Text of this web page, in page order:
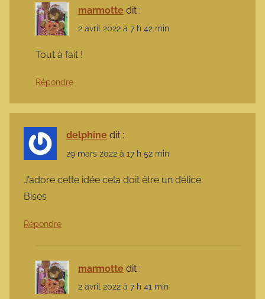
marmotte dit :
2 avril 2022 à 7 h 42 min
Tout à fait !
Répondre
delphine dit :
29 mars 2022 à 17 h 52 min
J’adore cette idée cela doit être un délice
Bises
Répondre
marmotte dit :
2 avril 2022 à 7 h 41 min